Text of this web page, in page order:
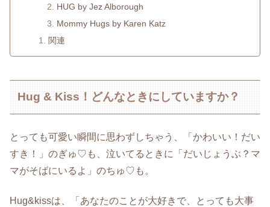
HUG by Jez Alborough
Mommy Hugs by Karen Katz
関連
Hug & Kiss！どんなときにしていますか？
とっても可愛い瞬間に思わずしちゃう、「かわいい！だい
すき！」のぎゅ♡も、泣いてるときに「だいじょうぶ？マ
マがそばにいるよ」のちゅ♡も。
Hug&kissは、「あなたのことが大好きで、とっても大事